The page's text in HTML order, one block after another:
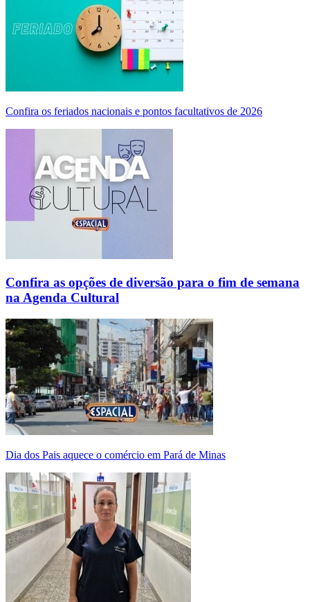
Confira os feriados nacionais e pontos facultativos de 2026
Confira as opções de diversão para o fim de semana
na Agenda Cultural
Dia dos Pais aquece o comércio em Pará de Minas